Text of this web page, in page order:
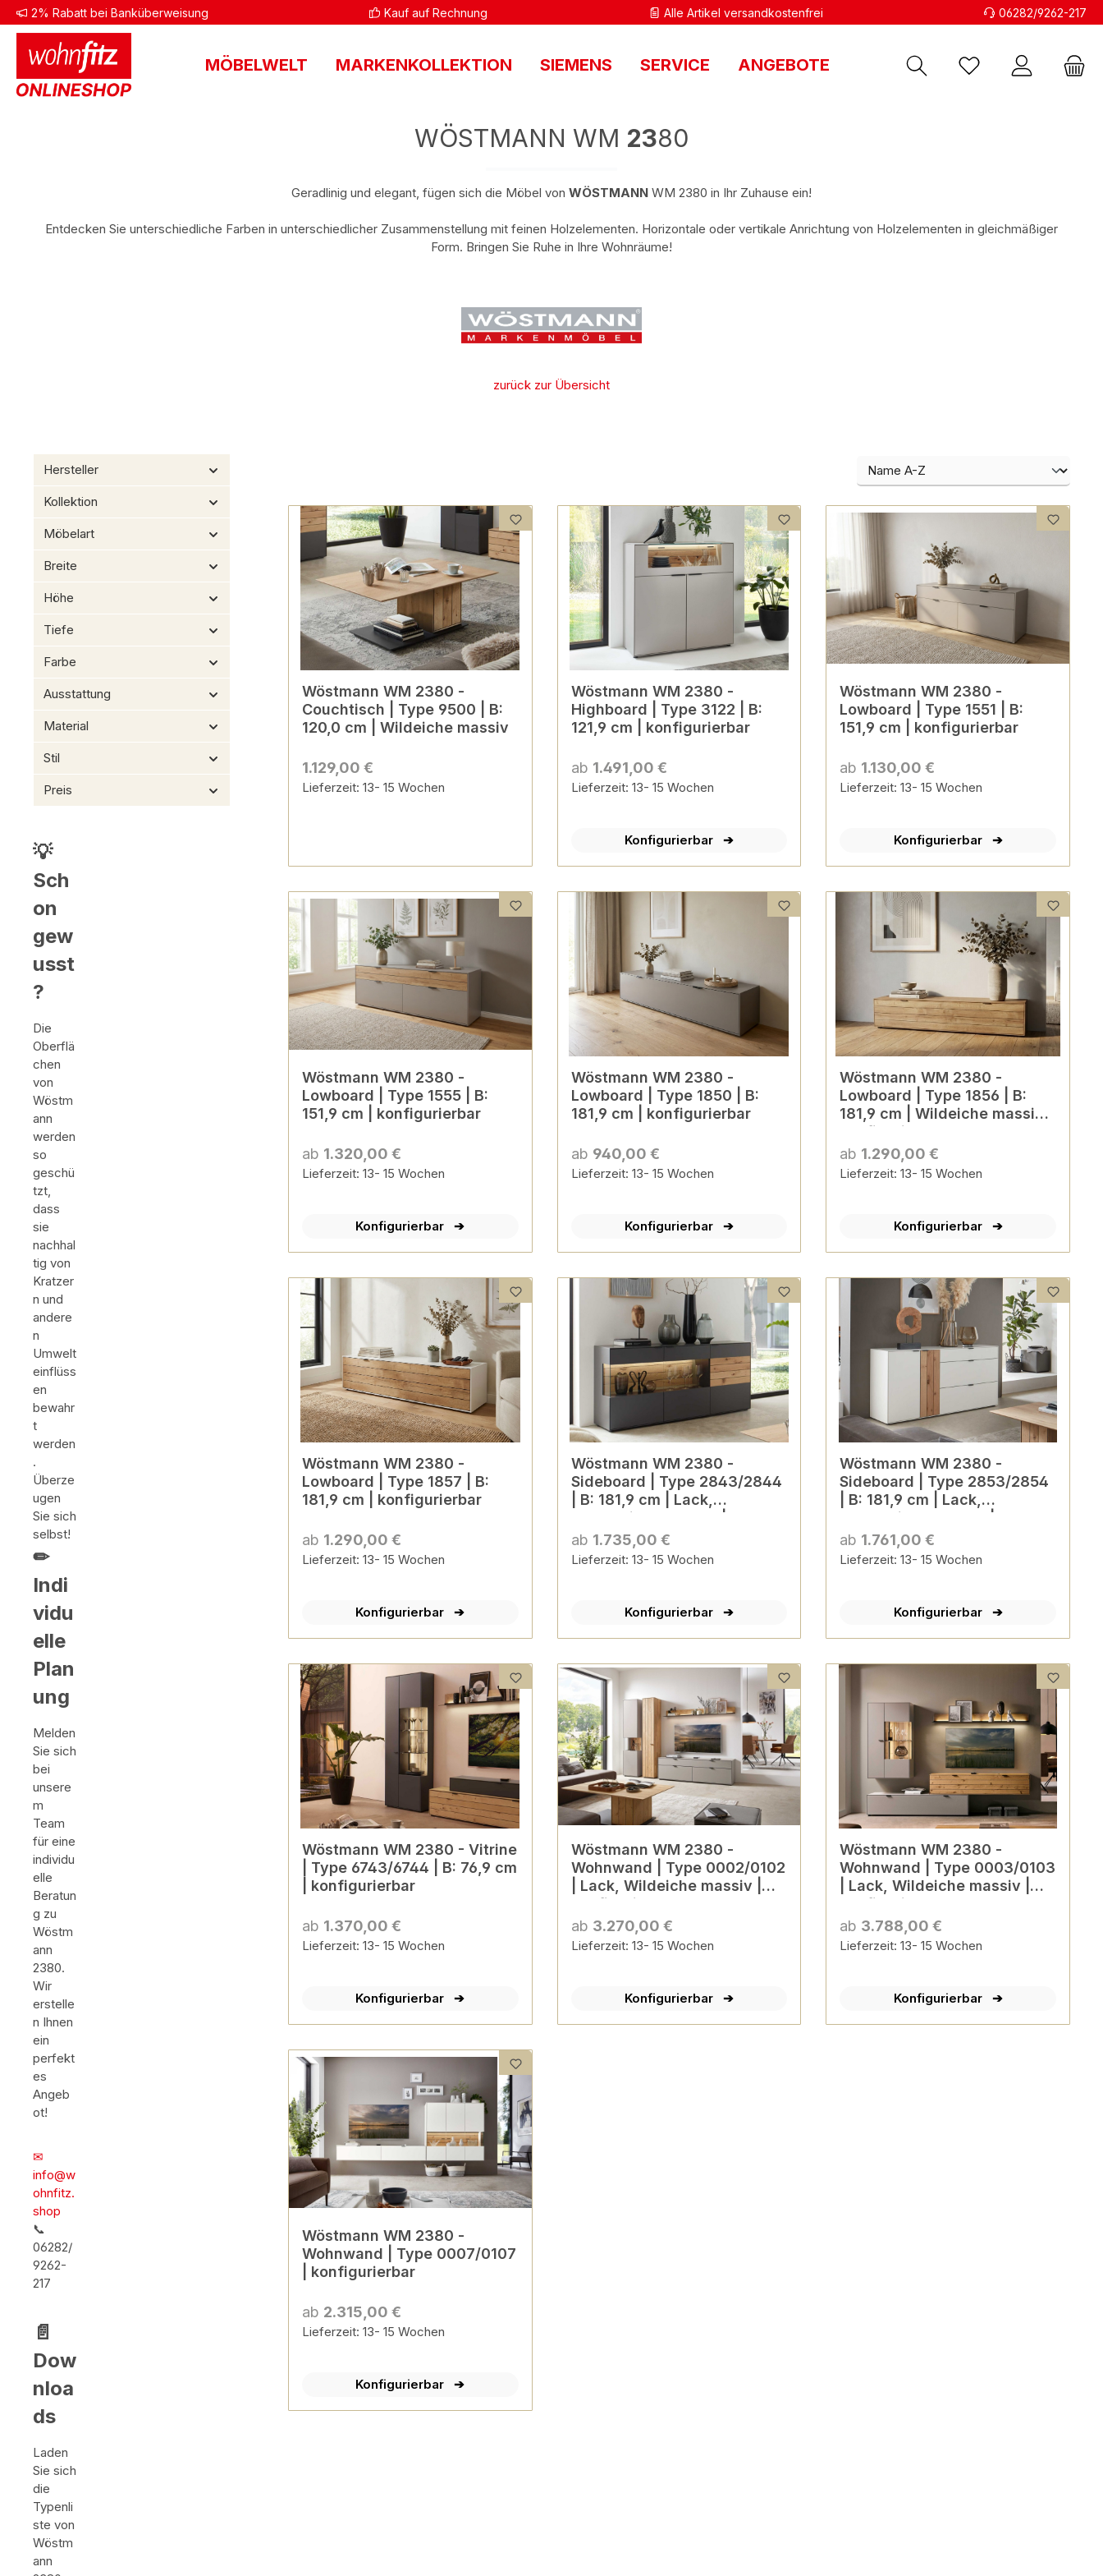
Hauptinhalt springen
Zur Suche springen
Zur Hauptnavigation springen
2% Rabatt bei Banküberweisung Kauf auf Rechnung Alle Artikel versandkostenfrei 06282/9262-217
MÖBELWELT MARKENKOLLEKTION SIEMENS SERVICE ANGEBOTE
WÖSTMANN WM 2380
Geradlinig und elegant, fügen sich die Möbel von WÖSTMANN WM 2380 in Ihr Zuhause ein!
Entdecken Sie unterschiedliche Farben in unterschiedlicher Zusammenstellung mit feinen Holzelementen. Horizontale oder vertikale Anrichtung von Holzelementen in gleichmäßiger
Form. Bringen Sie Ruhe in Ihre Wohnräume!
zurück zur Übersicht
Hersteller
Kollektion
Möbelart
Breite
Höhe
Tiefe
Farbe
Ausstattung
Material
Stil
Preis
💡
Sch
on
gew
usst
?
Die
Oberflä
chen
von
Wöstm
ann
werden
so
geschü
tzt,
dass
sie
nachhal
tig von
Kratzer
n und
andere
n
Umwelt
einflüss
en
bewahr
t
werden
.
Überze
ugen
Sie sich
selbst!
✏
Indi
vidu
elle
Plan
ung
Melden
Sie sich
bei
unsere
m
Team
für eine
individu
elle
Beratun
g zu
Wöstm
ann
2380.
Wir
erstelle
n Ihnen
ein
perfekt
es
Angeb
ot!
✉
info@w
ohnfitz.
shop
📞
06282/
9262-
217
📄
Dow
nloa
ds
Laden
Sie sich
die
Typenli
ste von
Wöstm
ann
Wöstmann WM 2380 -
Couchtisch | Type 9500 | B:
120,0 cm | Wildeiche massiv
1.129,00 €
Lieferzeit: 13- 15 Wochen
Wöstmann WM 2380 -
Highboard | Type 3122 | B:
121,9 cm | konfigurierbar
ab 1.491,00 €
Lieferzeit: 13- 15 Wochen
Konfigurierbar
Wöstmann WM 2380 -
Lowboard | Type 1551 | B:
151,9 cm | konfigurierbar
ab 1.130,00 €
Lieferzeit: 13- 15 Wochen
Konfigurierbar
Wöstmann WM 2380 -
Lowboard | Type 1555 | B:
151,9 cm | konfigurierbar
ab 1.320,00 €
Lieferzeit: 13- 15 Wochen
Konfigurierbar
Wöstmann WM 2380 -
Lowboard | Type 1850 | B:
181,9 cm | konfigurierbar
ab 940,00 €
Lieferzeit: 13- 15 Wochen
Konfigurierbar
Wöstmann WM 2380 -
Lowboard | Type 1856 | B:
181,9 cm | Wildeiche massiv |
konfigurierbar
ab 1.290,00 €
Lieferzeit: 13- 15 Wochen
Konfigurierbar
Wöstmann WM 2380 -
Lowboard | Type 1857 | B:
181,9 cm | konfigurierbar
ab 1.290,00 €
Lieferzeit: 13- 15 Wochen
Konfigurierbar
Wöstmann WM 2380 -
Sideboard | Type 2843/2844
| B: 181,9 cm | Lack,
Balkeneiche-Akzent |
konfigurierbar
ab 1.735,00 €
Lieferzeit: 13- 15 Wochen
Konfigurierbar
Wöstmann WM 2380 -
Sideboard | Type 2853/2854
| B: 181,9 cm | Lack,
Balkeneiche-Akzent |
konfigurierbar
ab 1.761,00 €
Lieferzeit: 13- 15 Wochen
Konfigurierbar
Wöstmann WM 2380 - Vitrine
| Type 6743/6744 | B: 76,9 cm
| konfigurierbar
ab 1.370,00 €
Lieferzeit: 13- 15 Wochen
Konfigurierbar
Wöstmann WM 2380 -
Wohnwand | Type 0002/0102
| Lack, Wildeiche massiv |
konfigurierbar
ab 3.270,00 €
Lieferzeit: 13- 15 Wochen
Konfigurierbar
Wöstmann WM 2380 -
Wohnwand | Type 0003/0103
| Lack, Wildeiche massiv |
konfigurierbar
ab 3.788,00 €
Lieferzeit: 13- 15 Wochen
Konfigurierbar
Wöstmann WM 2380 -
Wohnwand | Type 0007/0107
| konfigurierbar
ab 2.315,00 €
Lieferzeit: 13- 15 Wochen
Konfigurierbar